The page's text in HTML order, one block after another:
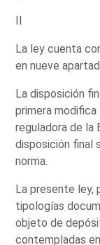
II
La ley cuenta
en nueve
La disposición
primera
reguladora de la
disposición final
norma.
La presente ley,
tipologías
objeto de
contempladas